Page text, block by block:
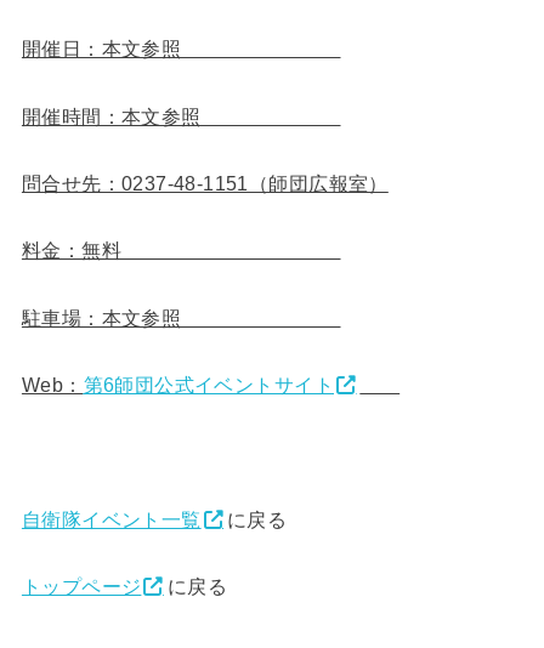
開催日：本文参照
開催時間：本文参照
問合せ先：0237-48-1151（師団広報室）
料金：無料
駐車場：本文参照
Web： 第6師団公式イベントサイト
自衛隊イベント一覧 に戻る
トップページ に戻る